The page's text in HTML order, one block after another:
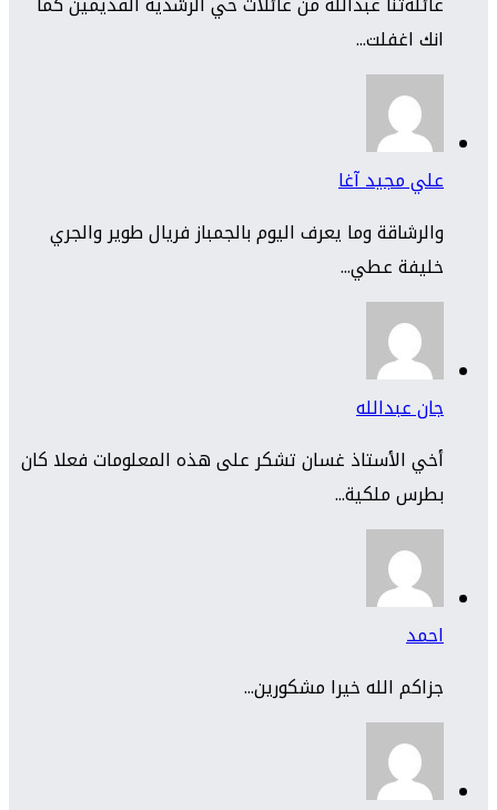
انك اغفلت...
علي مجيد آغا
والرشاقة وما يعرف اليوم بالجمباز فريال طوير والجري
خليفة عطي...
جان عبدالله
أخي الأستاذ غسان تشكر على هذه المعلومات فعلا كان
بطرس ملكية...
احمد
جزاكم الله خيرا مشكورين...